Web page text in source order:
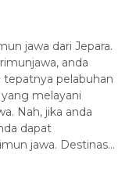
jawa dari Jepara.
anda
tepatnya pelabuhan
melayani
Nah, jika anda
dapat
jawa. Destinas...